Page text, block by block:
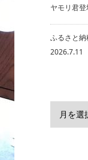
ヤモ
ふる
2026.7.11